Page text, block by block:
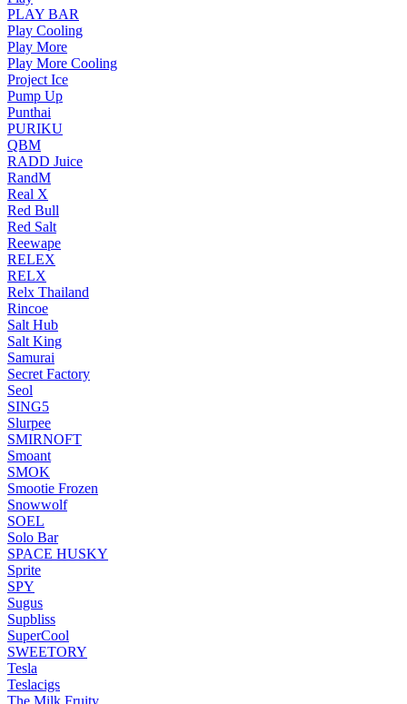
PLAY BAR
Play Cooling
Play More
Play More Cooling
Project Ice
Pump Up
Punthai
PURIKU
QBM
RADD Juice
RandM
Real X
Red Bull
Red Salt
Reewape
RELEX
RELX
Relx Thailand
Rincoe
Salt Hub
Salt King
Samurai
Secret Factory
Seol
SING5
Slurpee
SMIRNOFT
Smoant
SMOK
Smootie Frozen
Snowwolf
SOEL
Solo Bar
SPACE HUSKY
Sprite
SPY
Sugus
Supbliss
SuperCool
SWEETORY
Tesla
Teslacigs